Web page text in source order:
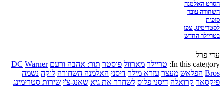
הסרט האלמנה
השחורה עובר
סופית
לסטרימינג, צפו
בטריילר החדש
עדי פרל
In this category: טריילר מארוול פוסטר תור: אהבה ורעם DC Warner
Bros הפלאש מעצר עזרא מילר דיסני האלמנה השחורה לוקה נשמה
פיקסאר קרואלה דיסני פלוס לשחרר את גיא שאנג-צ'י שירות סטרימינג